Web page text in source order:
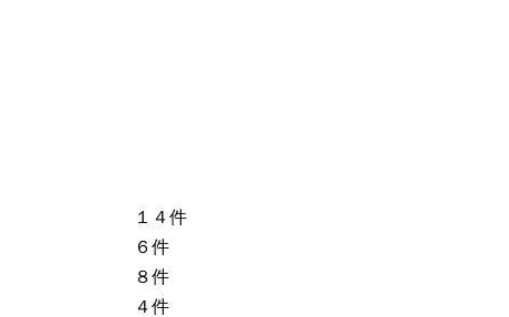
１４件
６件
８件
４件